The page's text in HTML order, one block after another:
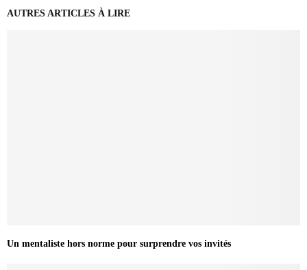
AUTRES ARTICLES À LIRE
Un mentaliste hors norme pour surprendre vos invités